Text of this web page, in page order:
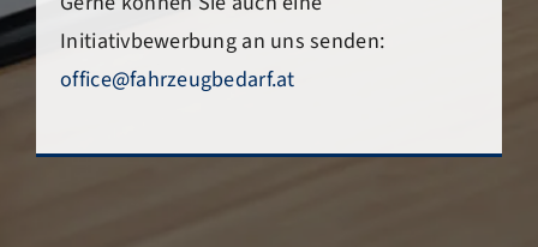
Initiativbewerbung an uns senden:
office@fahrzeugbedarf.at